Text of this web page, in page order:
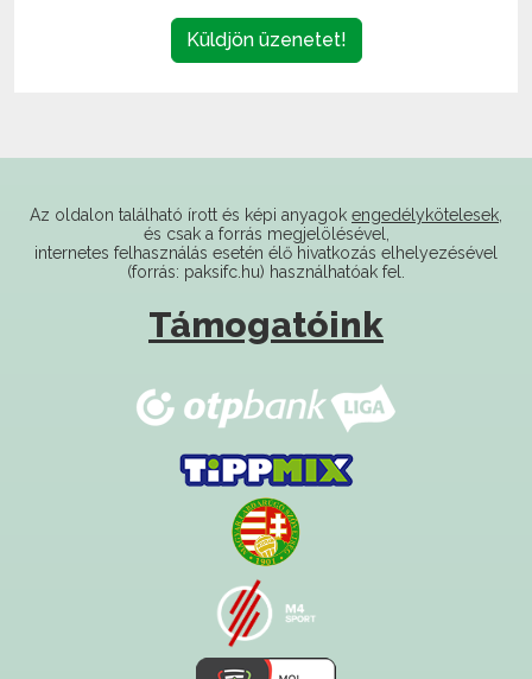
internetes felhasználás esetén élő hivatkozás elhelyezésével
(forrás: paksifc.hu) használhatóak fel.
Támogatóink